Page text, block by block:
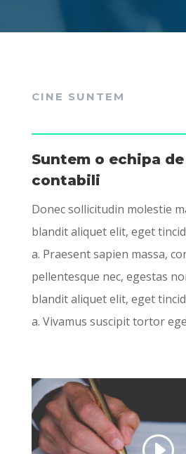
CINE SUNTEM
Suntem o echipa
contabili
Donec sollicitudin molestie
blandit aliquet elit, eget
a. Praesent sapien massa,
pellentesque nec, egestas
blandit aliquet elit, eget
a. Vivamus suscipit tortor